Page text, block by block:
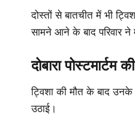
दोस्तों से बातचीत में भी
सामने आने के बाद परिवार ने
दोबारा पोस्टमार्टम
ट्विशा की मौत के बाद उनके
उठाई।